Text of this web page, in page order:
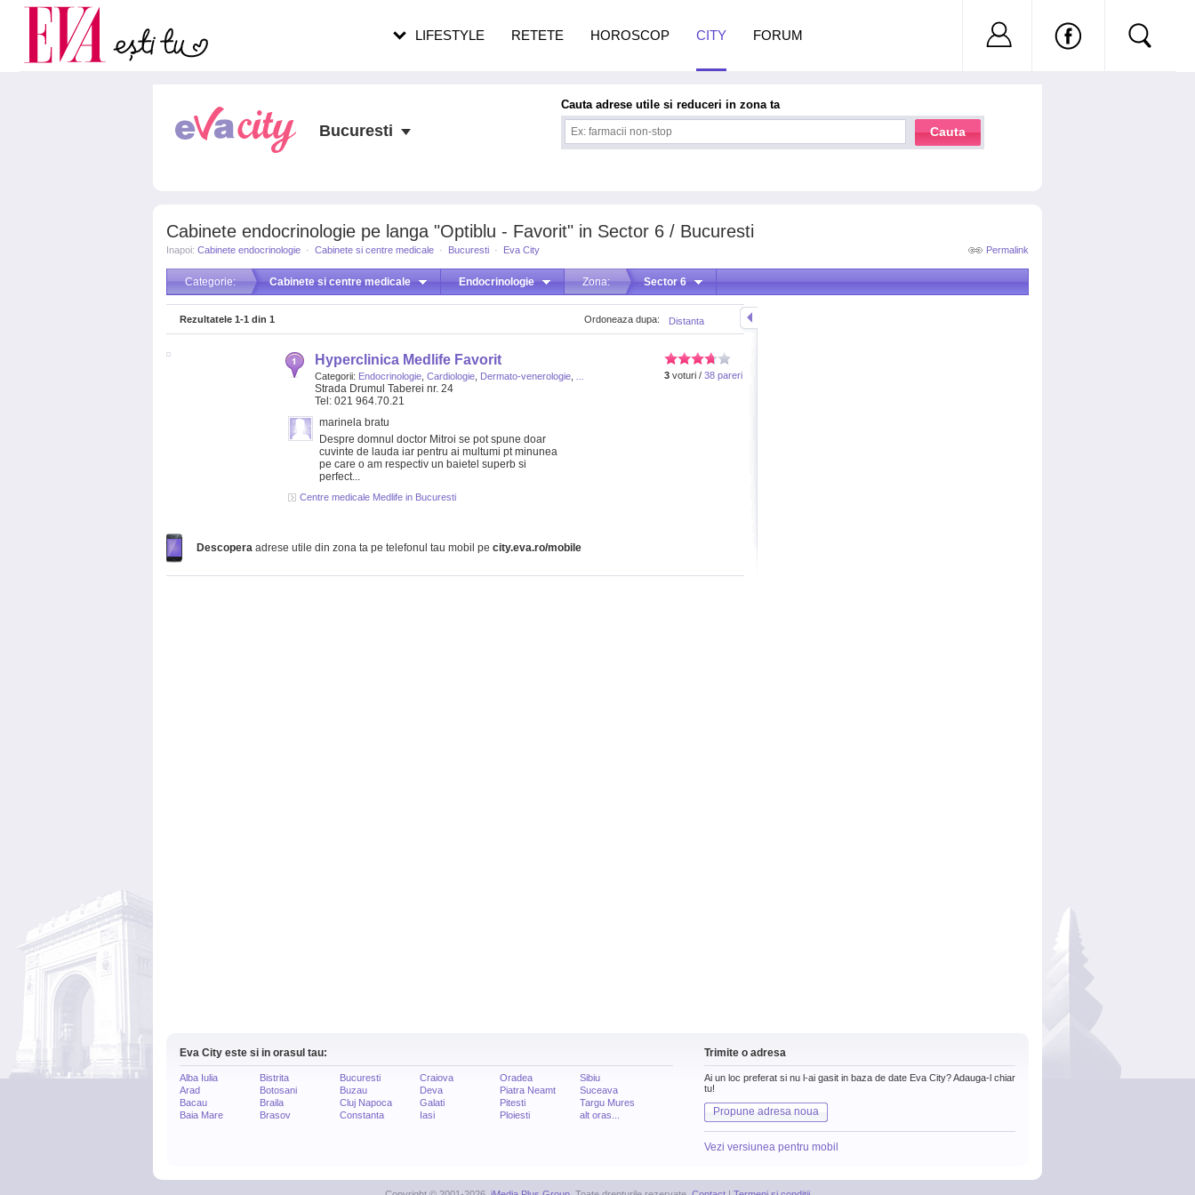
Cabinete endocrinologie pe langa "Optiblu - Favorit" in Sector 6 / Bucuresti
Permalink
Inapoi: Cabinete endocrinologie · Cabinete si centre medicale · Bucuresti · Eva City
Categorie: Cabinete si centre medicale Endocrinologie Zona: Sector 6
Distanta
Ordoneaza dupa:
Rezultatele 1-1 din 1
3 voturi / 38 pareri
Hyperclinica Medlife Favorit
Categorii: Endocrinologie Cardiologie Dermato-venerologie
Strada Drumul Taberei nr. 24
Tel: 021 964.70.21
marinela bratu
Despre domnul doctor Mitroi se pot spune doar
cuvinte de lauda iar pentru ai multumi pt minunea
pe care o am respectiv un baietel superb si
perfect...
Centre medicale Medlife in Bucuresti
Descopera adrese utile din zona ta pe telefonul tau mobil pe city.eva.ro/mobile
Eva City este si in orasul tau:
Alba Iulia
Arad
Bacau
Baia Mare
Bistrita
Botosani
Braila
Brasov
Bucuresti
Buzau
Cluj Napoca
Constanta
Craiova
Deva
Galati
Iasi
Oradea
Piatra Neamt
Pitesti
Ploiesti
Sibiu
Suceava
Targu Mures
alt oras...
Trimite o adresa
Ai un loc preferat si nu l-ai gasit in baza de date Eva City? Adauga-l chiar
tu!
Propune adresa noua
Vezi versiunea pentru mobil
Bucuresti
Cauta adrese utile si reduceri in zona ta
Cauta
LIFESTYLE RETETE HOROSCOP CITY FORUM Nu ai cont?
Carieră
Actualitate